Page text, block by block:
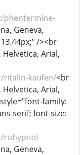
phentermine-
Geneva,
/><br
Arial,
ritalin-kaufen/<br
Arial,
family:
serif; font-size:
rohypnol-
Geneva,